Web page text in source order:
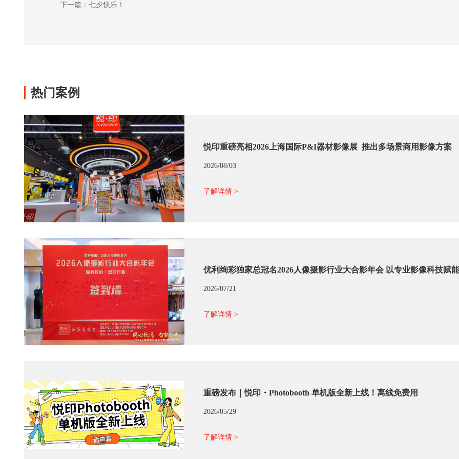
下一篇：七夕快乐！
热门案例
悦印重磅亮相2026上海国际P&I器材影像展 推出多场景商用影像方案
2026/08/03
了解详情 >
优利绚彩独家总冠名2026人像摄影行业大合影年会 以专业影像科技赋
2026/07/21
了解详情 >
重磅发布｜悦印・Photobooth 单机版全新上线！离线免费用
2026/05/29
了解详情 >